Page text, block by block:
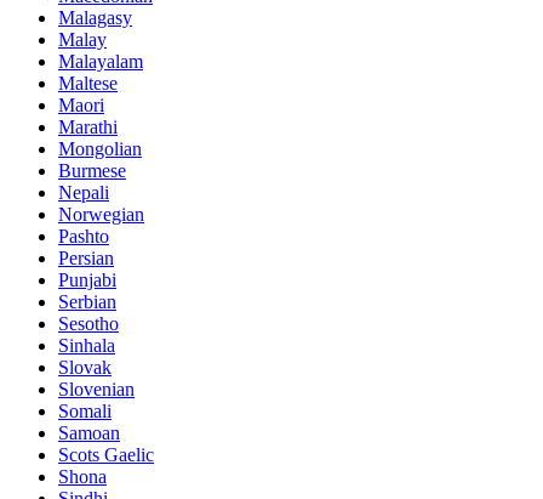
Malagasy
Malay
Malayalam
Maltese
Maori
Marathi
Mongolian
Burmese
Nepali
Norwegian
Pashto
Persian
Punjabi
Serbian
Sesotho
Sinhala
Slovak
Slovenian
Somali
Samoan
Scots Gaelic
Shona